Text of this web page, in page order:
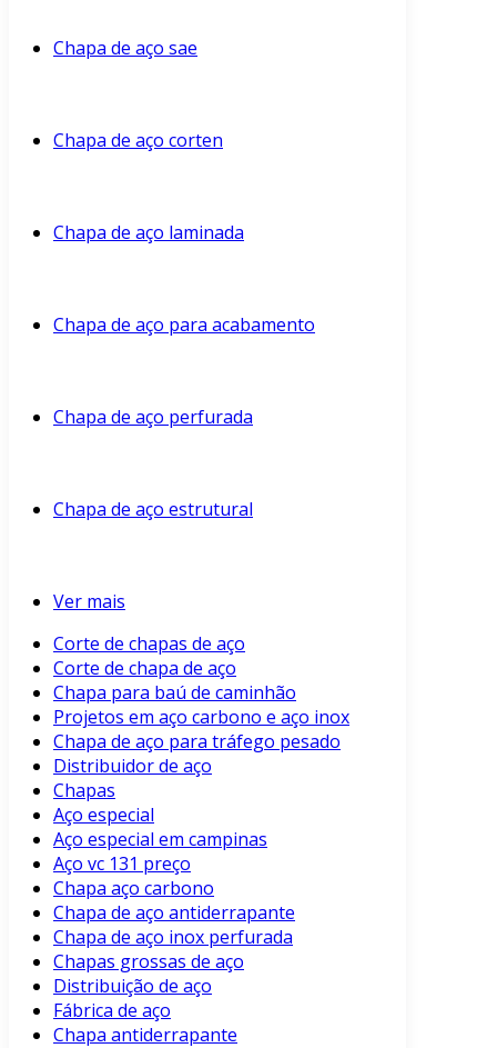
Chapa de aço sae
Chapa de aço corten
Chapa de aço laminada
Chapa de aço para acabamento
Chapa de aço perfurada
Chapa de aço estrutural
Ver mais
Corte de chapas de aço
Corte de chapa de aço
Chapa para baú de caminhão
Projetos em aço carbono e aço inox
Chapa de aço para tráfego pesado
Distribuidor de aço
Chapas
Aço especial
Aço especial em campinas
Aço vc 131 preço
Chapa aço carbono
Chapa de aço antiderrapante
Chapa de aço inox perfurada
Chapas grossas de aço
Distribuição de aço
Fábrica de aço
Chapa antiderrapante